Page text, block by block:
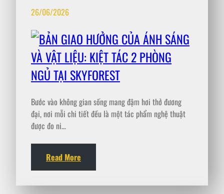
26/06/2026
Bước vào không gian sống mang đậm hơi thở đương
đại, nơi mỗi chi tiết đều là một tác phẩm nghệ thuật
được đo ni…
Read More